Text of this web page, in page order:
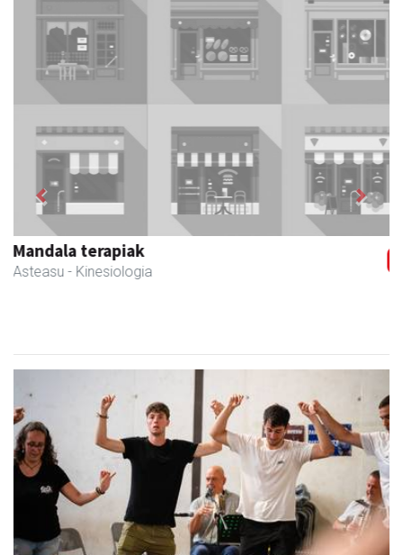
Iturri-Ondo jatetxea
Asteasu - Jatetxeak
Previous Next
Erromeria, Goiburuko jaiei amaiera emateko